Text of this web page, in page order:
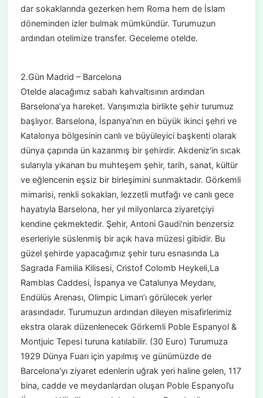
dar sokaklarında gezerken hem Roma hem de İslam
döneminden izler bulmak mümkündür. Turumuzun
ardından otelimize transfer. Geceleme otelde.
2.Gün Madrid – Barcelona
Otelde alacağımız sabah kahvaltısının ardından
Barselona’ya hareket. Varışımızla birlikte şehir turumuz
başlıyor. Barselona, İspanya’nın en büyük ikinci şehri ve
Katalonya bölgesinin canlı ve büyüleyici başkenti olarak
dünya çapında ün kazanmış bir şehirdir. Akdeniz'in sıcak
sularıyla yıkanan bu muhteşem şehir, tarih, sanat, kültür
ve eğlencenin eşsiz bir birleşimini sunmaktadır. Görkemli
mimarisi, renkli sokakları, lezzetli mutfağı ve canlı gece
hayatıyla Barselona, her yıl milyonlarca ziyaretçiyi
kendine çekmektedir. Şehir, Antoni Gaudi'nin benzersiz
eserleriyle süslenmiş bir açık hava müzesi gibidir. Bu
güzel şehirde yapacağımız şehir turu esnasında La
Sagrada Familia Kilisesi, Cristof Colomb Heykeli,La
Ramblas Caddesi, İspanya ve Catalunya Meydanı,
Endülüs Arenası, Olimpic Liman’ı görülecek yerler
arasındadır. Turumuzun ardından dileyen misafirlerimiz
ekstra olarak düzenlenecek Görkemli Poble Espanyol &
Montjuic Tepesi turuna katılabilir. (30 Euro) Turumuza
1929 Dünya Fuarı için yapılmış ve günümüzde de
Barcelona'yı ziyaret edenlerin uğrak yeri haline gelen, 117
bina, cadde ve meydanlardan oluşan Poble Espanyol’u